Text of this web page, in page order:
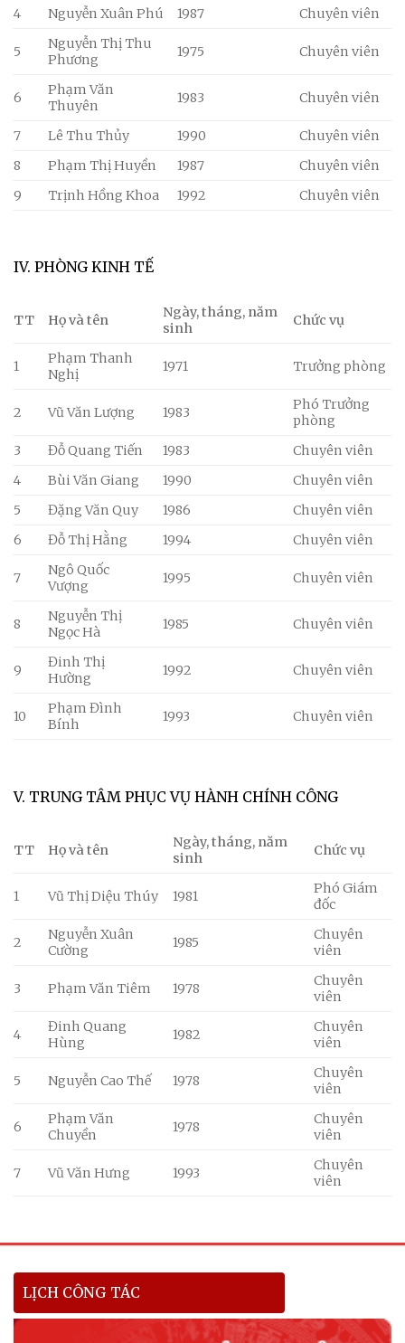
4 Nguyễn Xuân Phú 1987 Chuyên viên
5
Nguyễn Thị Thu
Phương
1975 Chuyên viên
6
Phạm Văn
Thuyên
1983 Chuyên viên
7 Lê Thu Thủy 1990
Chuyên viên
8
Phạm Thị Huyền 1987
Chuyên viên
9
Trịnh Hồng Khoa 1992 Chuyên viên
IV. PHÒNG KINH TẾ
TT Họ và tên
Ngày, tháng, năm
sinh
Chức vụ
1
Phạm Thanh
Nghị
1971 Trưởng phòng
2 Vũ Văn Lượng 1983
Phó Trưởng
phòng
3
Đỗ Quang Tiến 1983
Chuyên viên
4
Bùi Văn Giang 1990
Chuyên viên
5
Đặng Văn Quy 1986
Chuyên viên
6
Đỗ Thị Hằng 1994 Chuyên viên
7
Ngô Quốc
Vượng
1995 Chuyên viên
8
Nguyễn Thị
Ngọc Hà
1985 Chuyên viên
9
Đinh Thị
Hường
1992 Chuyên viên
10
Phạm Đình
Bính
1993 Chuyên viên
V. TRUNG TÂM PHỤC VỤ HÀNH CHÍNH CÔNG
TT Họ và tên
Ngày, tháng, năm
sinh
Chức vụ
1 Vũ Thị Diệu Thúy 1981
Phó Giám
đốc
2
Nguyễn Xuân
Cường
1985
Chuyên
viên
3 Phạm Văn Tiêm 1978
Chuyên
viên
4
Đinh Quang
Hùng
1982
Chuyên
viên
5 Nguyễn Cao Thế 1978
Chuyên
viên
6
Phạm Văn
Chuyền
1978
Chuyên
viên
7 Vũ Văn Hưng 1993
Chuyên
viên
LỊCH CÔNG TÁC